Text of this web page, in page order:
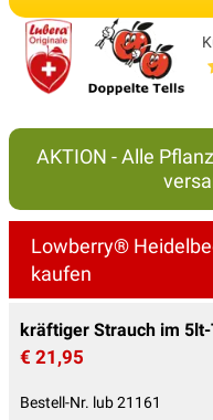
AKTION - Alle
Lowberry®
kaufen
kräftiger Strauch im
€ 21,95
Bestell-Nr. lub 21161